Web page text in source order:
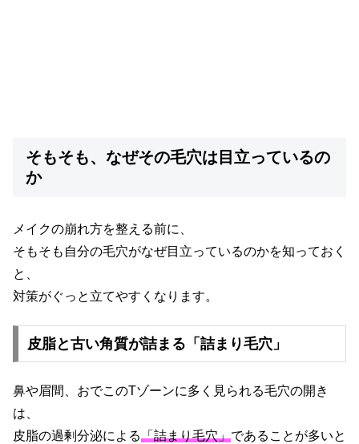
そもそも、なぜその毛穴は目立っているの
か
メイクの崩れ方を整える前に、
そもそも自分の毛穴がなぜ目立っているのかを知っておく
と、
対策がぐっと立てやすくなります。
皮脂と古い角質が詰まる「詰まり毛穴」
鼻や眉間、おでこのTゾーンに多く見られる毛穴の開き
は、
皮脂の過剰分泌による「詰まり毛穴」であることが多いと